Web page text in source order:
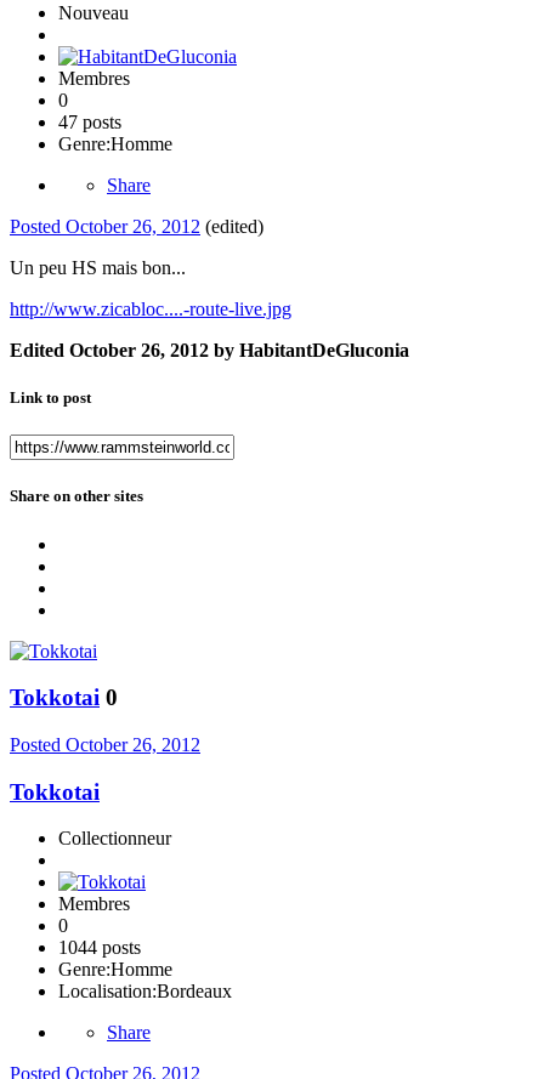
Nouveau
Membres
0
47 posts
Genre:Homme
Share
Posted October 26, 2012 (edited)
Un peu HS mais bon...
http://www.zicabloc....-route-live.jpg
Edited October 26, 2012 by HabitantDeGluconia
Link to post
Share on other sites
Tokkotai 0
Posted October 26, 2012
Tokkotai
Collectionneur
Membres
0
1044 posts
Genre:Homme
Localisation:Bordeaux
Share
Posted October 26, 2012